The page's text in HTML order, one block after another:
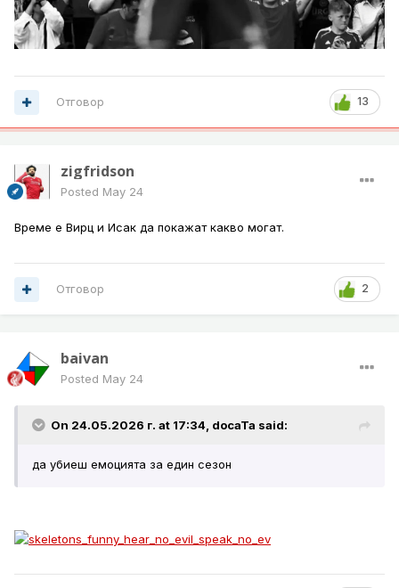
13
Отговор
zigfridson
Posted May 24
Време е Вирц и Исак да покажат какво могат.
2
Отговор
baivan
Posted May 24
On 24.05.2026 г. at 17:34, docaTa said:
да убиеш емоцията за един сезон